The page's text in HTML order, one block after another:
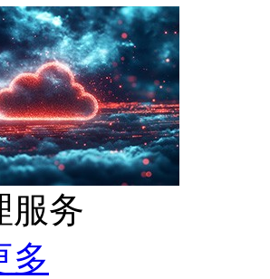
服务
多